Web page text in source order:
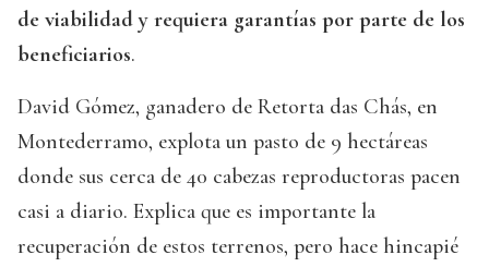
de viabilidad y requiera garantías por parte de los
beneficiarios.
David Gómez, ganadero de Retorta das Chás, en
Montederramo, explota un pasto de 9 hectáreas
donde sus cerca de 40 cabezas reproductoras pacen
casi a diario. Explica que es importante la
recuperación de estos terrenos, pero hace hincapié